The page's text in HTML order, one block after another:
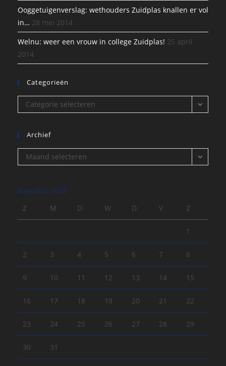
Ooggetuigenverslag: wethouders Zuidplas knallen er vol
in… 28 mei 2014
Welnu: weer een vrouw in college Zuidplas! 25 april
2014
Categorieën
Categorieën
Categorie selecteren
Archief
Archief
Maand selecteren
augustus 2026
Z
M D W D V Z
1
2 3 4 5 6 7 8
9 10 11 12 13 14 15
16 17 18 19 20 21 22
23 24 25 26 27 28 29
30 31